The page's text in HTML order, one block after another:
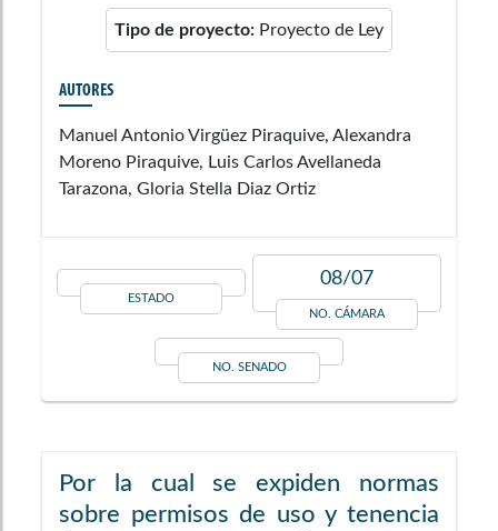
Tipo de proyecto: Proyecto de Ley
AUTORES
Manuel Antonio Virgüez Piraquive, Alexandra
Moreno Piraquive, Luis Carlos Avellaneda
Tarazona, Gloria Stella Diaz Ortiz
ESTADO
08/07
NO. CÁMARA
NO. SENADO
Por la cual se expiden normas
sobre permisos de uso y tenencia